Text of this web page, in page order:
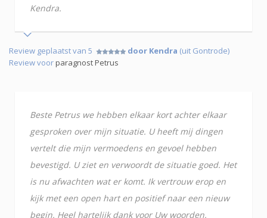
Kendra.
Review geplaatst van 5 door Kendra (uit Gontrode)
Review voorparagnost Petrus
Beste Petrus we hebben elkaar kort achter elkaar
gesproken over mijn situatie. U heeft mij dingen
vertelt die mijn vermoedens en gevoel hebben
bevestigd. U ziet en verwoordt de situatie goed. Het
is nu afwachten wat er komt. Ik vertrouw erop en
kijk met een open hart en positief naar een nieuw
begin. Heel hartelijk dank voor Uw woorden.